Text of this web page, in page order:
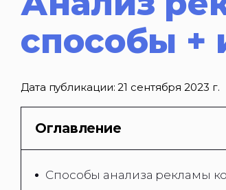
способы +
Дата публикации:21 сентября 2023 г.
Оглавление
Способы анализа рекламы